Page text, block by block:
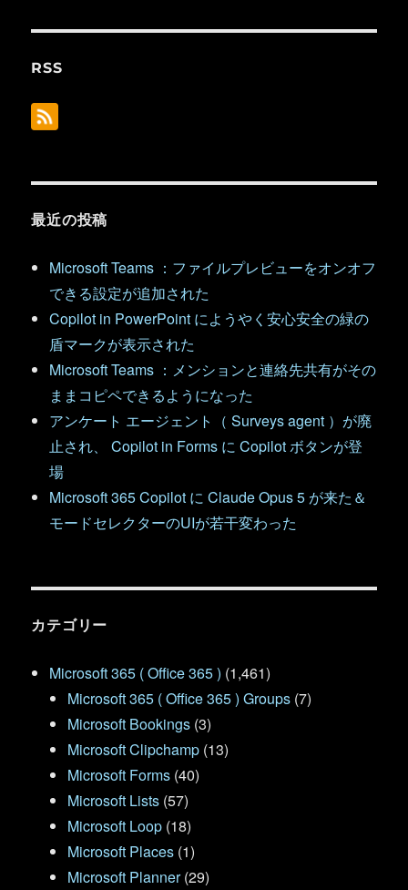
RSS
最近の投稿
Microsoft Teams ：ファイルプレビューをオンオフ
できる設定が追加された
Copilot in PowerPoint にようやく安心安全の緑の
盾マークが表示された
Microsoft Teams ：メンションと連絡先共有がその
ままコピペできるようになった
アンケート エージェント（ Surveys agent ）が廃
止され、 Copilot in Forms に Copilot ボタンが登
場
Microsoft 365 Copilot に Claude Opus 5 が来た＆
モードセレクターのUIが若干変わった
カテゴリー
Microsoft 365 ( Office 365 ) (1,461)
Microsoft 365 ( Office 365 ) Groups (7)
Microsoft Bookings (3)
Microsoft Clipchamp (13)
Microsoft Forms (40)
Microsoft Lists (57)
Microsoft Loop (18)
Microsoft Places (1)
Microsoft Planner(29)